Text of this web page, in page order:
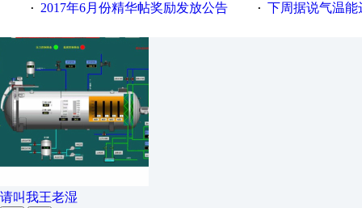
· 2017年6月份精华帖奖励发放公告 · 下周据说气温能
请叫我王老湿